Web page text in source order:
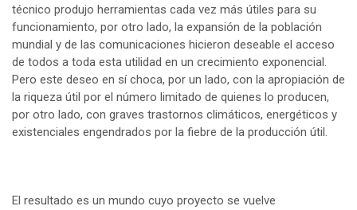
técnico produjo herramientas cada vez más útiles para su
funcionamiento, por otro lado, la expansión de la población
mundial y de las comunicaciones hicieron deseable el acceso
de todos a toda esta utilidad en un crecimiento exponencial.
Pero este deseo en sí choca, por un lado, con la apropiación de
la riqueza útil por el número limitado de quienes lo producen,
por otro lado, con graves trastornos climáticos, energéticos y
existenciales engendrados por la fiebre de la producción útil.
El resultado es un mundo cuyo proyecto se vuelve